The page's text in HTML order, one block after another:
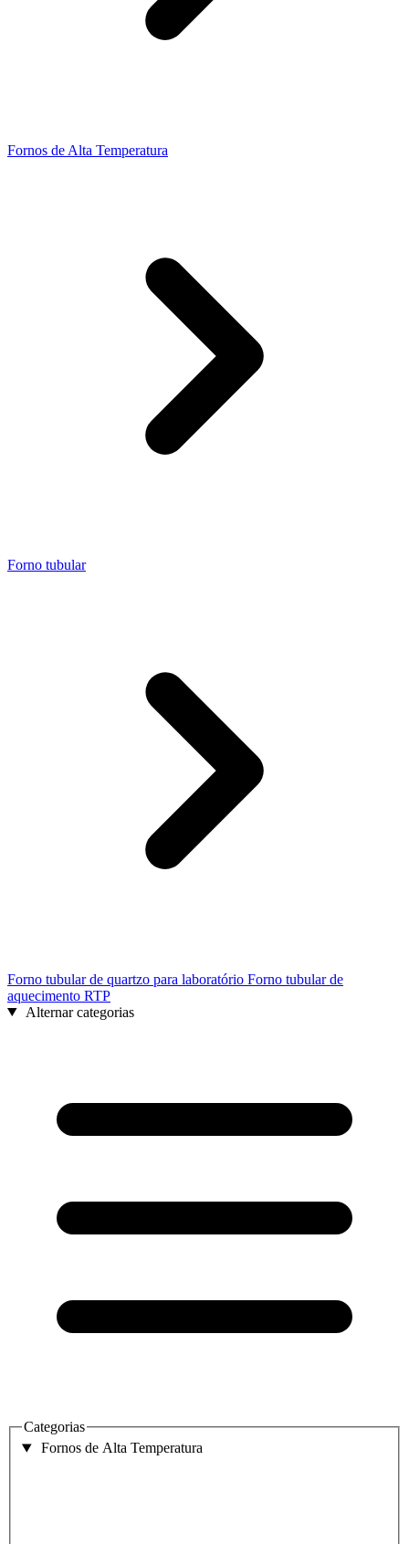
Fornos de Alta Temperatura
Forno tubular
Forno tubular de quartzo para laboratório Forno tubular de
aquecimento RTP
Alternar categorias
Categorias
Fornos de Alta Temperatura